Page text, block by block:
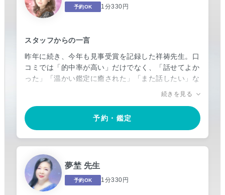
メディア出演実績も多数。SATORI電話占い外におい
ても実力を高く評価され、ご活躍の幅を広げていま
ています。すべてはお客様の笑顔のために。
予約OK 1分330円
スタッフからの一言
昨年に続き、今年も見事受賞を記録した祥祷先生。口
コミでは「的中率が高い」だけでなく、「話せてよか
った」「温かい鑑定に癒された」「また話したい」な
ど、満足度の高いお声が数多く寄せられております。
常にご相談者様の「一番の味方」であることを大切に
されている祥祷先生。
み出せるよう導きたい」と語るその姿勢からも、温か
く寄り添うお人柄が伝わってきます。
「もうダメかもしれない」と思ったときこそ、そっと
背中を押し、新たな希望への扉を開いてくれることで
続きを見る
予約・鑑定
夢埜 先生
予約OK 1分330円